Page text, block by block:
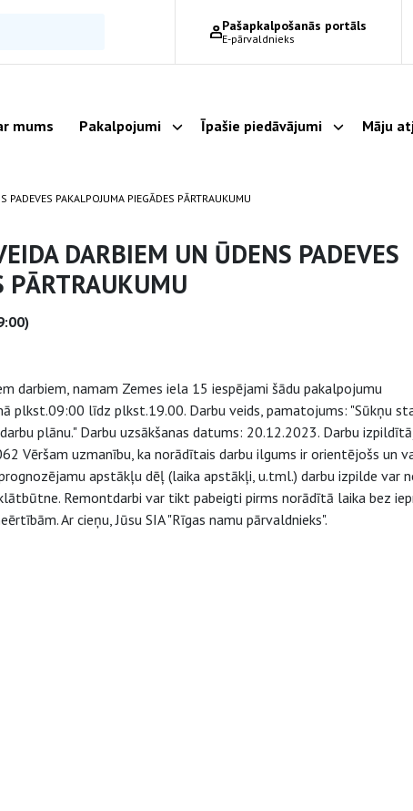
Pašapkalpošanās portāls
E-pārvaldnieks
mums Pakalpojumi Parādīt apakšizvēlni
Īpašie piedāvājumi Parādīt
Māju
PADEVES PAKALPOJUMA PIEGĀDES PĀRTRAUKUMU
DARBIEM UN ŪDENS PADEVES
PĀRTRAUKUMU
darbiem, namam Zemes iela 15 iespējami šādu pakalpojumu
plkst.09:00 līdz plkst.19.00. Darbu veids, pamatojums: "Sūkņu
plānu." Darbu uzsākšanas datums: 20.12.2023. Darbu
Vēršam uzmanību, ka norādītais darbu ilgums ir orientējošs un
apstākļu dēļ (laika apstākļi, u.tml.) darbu izpilde var
Remontdarbi var tikt pabeigti pirms norādītā laika bez
Ar cieņu, Jūsu SIA "Rīgas namu pārvaldnieks".